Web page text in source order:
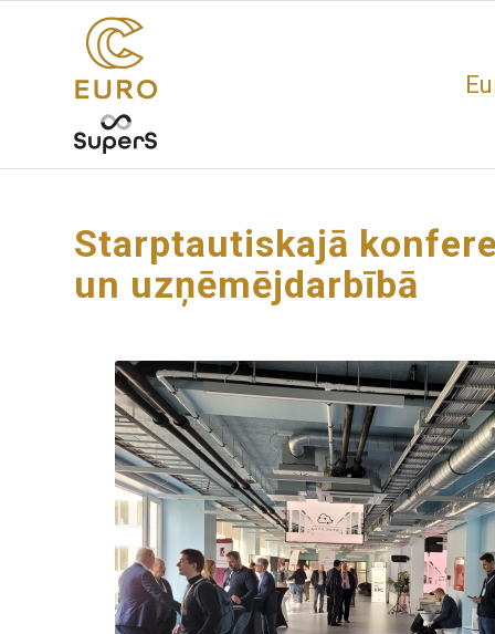
Starptautiskajā
un uzņēmējdarbībā